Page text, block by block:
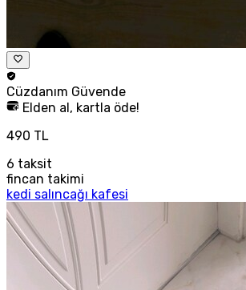
Cüzdanım Güvende
Elden al, kartla öde!
490 TL
6 taksit
fincan takimi
kedi salıncağı kafesi